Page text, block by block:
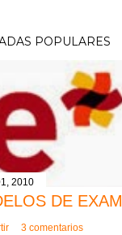
POPULARES
2010
DE
3 comentarios